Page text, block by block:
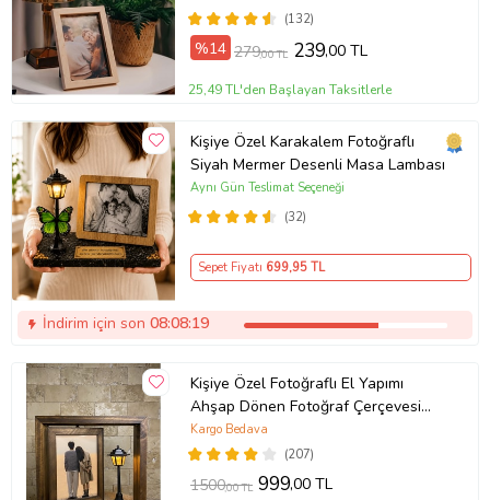
(132)
%14 279,00 TL 239,00 TL
25,49 TL'den Başlayan Taksitlerle
Kişiye Özel Karakalem Fotoğraflı
Siyah Mermer Desenli Masa Lambası
(32)
Aynı Gün Teslimat Seçeneği
Sepet Fiyatı 699,95 TL
İndirim için son 08:08:18
Kişiye Özel Fotoğraflı El Yapımı
Ahşap Dönen Fotoğraf Çerçevesi
Sokak Lambalı Doğum Günü
Hediyesi (Kahverengi)
(207)
Kargo Bedava
1500,00 TL 999,00 TL